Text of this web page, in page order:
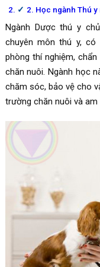
2. Học ngành Thú
Ngành Dược thú y
chuyên môn thú y,
phòng thí nghiệm,
chăn nuôi. Ngành học
chăm sóc, bảo vệ cho
trường chăn nuôi và am